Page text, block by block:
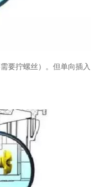
要拧螺丝）。但单向插入